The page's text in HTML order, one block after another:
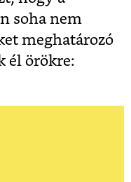
soha nem
meghatározó
él örökre: